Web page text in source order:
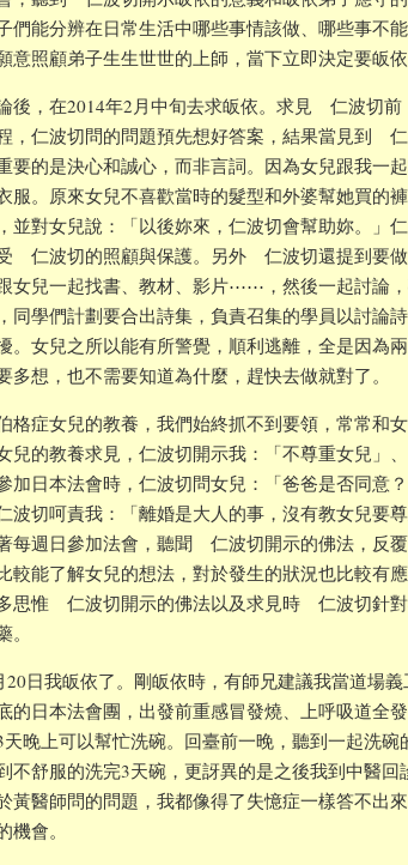
們能分辨在日常生活中哪些事情該做、哪些事
意照顧弟子生生世世的上師，當下立即決定要皈依
後，在2014年2月中旬去求皈依。求見 仁波切
，仁波切問的問題預先想好答案，結果當見到
要的是決心和誠心，而非言詞。因為女兒跟我一
服。原來女兒不喜歡當時的髮型和外婆幫她買的
並對女兒說：「以後妳來，仁波切會幫助妳。」
仁波切的照顧與保護。另外 仁波切還提到要
女兒一起找書、教材、影片⋯⋯，然後一起討論
同學們計劃要合出詩集，負責召集的學員以討論
。女兒之所以能有所警覺，順利逃離，全是因
多想，也不需要知道為什麼，趕快去做就對了。
格症女兒的教養，我們始終抓不到要領，常常和
兒的教養求見，仁波切開示我：「不尊重女兒」
加日本法會時，仁波切問女兒：「爸爸是否同意
波切呵責我：「離婚是大人的事，沒有教女兒要
每週日參加法會，聽聞 仁波切開示的佛法，反
較能了解女兒的想法，對於發生的狀況也比較有
思惟 仁波切開示的佛法以及求見時 仁波切針
20日我皈依了。剛皈依時，有師兄建議我當道場
的日本法會團，出發前重感冒發燒、上呼吸道全
天晚上可以幫忙洗碗。回臺前一晚，聽到一起洗
不舒服的洗完3天碗，更訝異的是之後我到中醫
黃醫師問的問題，我都像得了失憶症一樣答不
機會。